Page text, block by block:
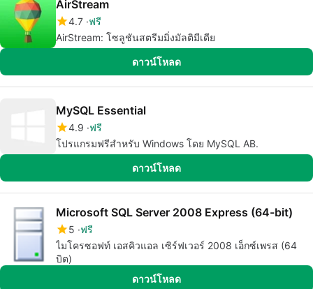
AirStream
4.7 ฟรี
AirStream: โซลูชันสตรีมมิ่งมัลติมีเดีย
ดาวน์โหลด
MySQL Essential
4.9 ฟรี
โปรแกรมฟรีสำหรับ Windows โดย MySQL AB.
ดาวน์โหลด
Microsoft SQL Server 2008 Express (64-bit)
5 ฟรี
ไมโครซอฟท์ เอสคิวแอล เซิร์ฟเวอร์ 2008 เอ็กซ์เพรส (64
บิต)
ดาวน์โหลด